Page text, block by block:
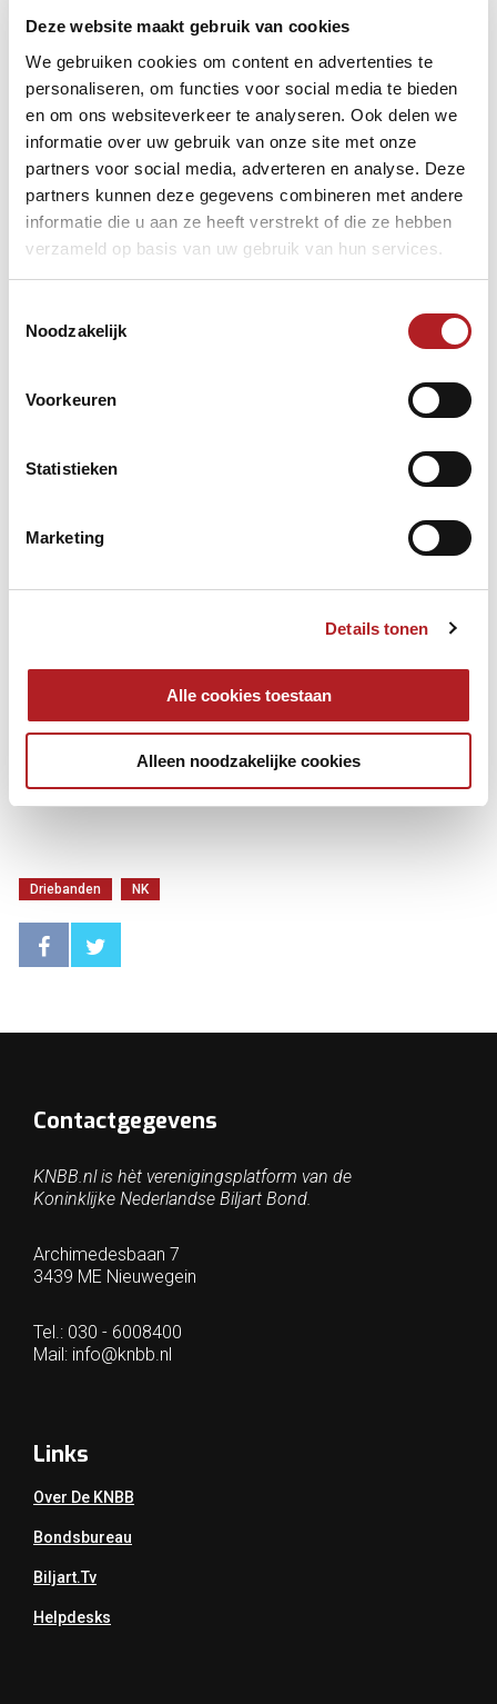
Deze website maakt gebruik van cookies
We gebruiken cookies om content en advertenties te
personaliseren, om functies voor social media te bieden
en om ons websiteverkeer te analyseren. Ook delen we
informatie over uw gebruik van onze site met onze
partners voor social media, adverteren en analyse. Deze
partners kunnen deze gegevens combineren met andere
informatie die u aan ze heeft verstrekt of die ze hebben
verzameld op basis van uw gebruik van hun services.
Noodzakelijk
Voorkeuren
Statistieken
Marketing
Details tonen
Alle cookies toestaan
Alleen noodzakelijke cookies
Wedstrijdleiders benaderen m.b.t. de voorwedstrijden
Contactpersoon Bondsbureau: Ad Klijn Telefoon: 030-
6008403 E-mail:a.klijn@knbb.nl
Driebanden NK
Contactgegevens
KNBB.nl is hèt verenigingsplatform van de
Koninklijke Nederlandse Biljart Bond.
Archimedesbaan 7
3439 ME Nieuwegein
Tel.: 030 - 6008400
Mail: info@knbb.nl
Links
Over De KNBB
Bondsbureau
Biljart.tv
Helpdesks